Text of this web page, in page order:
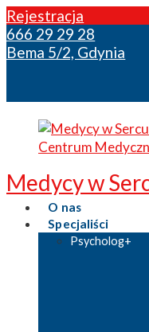
Rejestracja
666 29 29 28
Bema 5/2, Gdynia
Medycy w
O nas
Specjaliści
Psycholog